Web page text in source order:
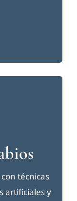
técnicas
artificiales y